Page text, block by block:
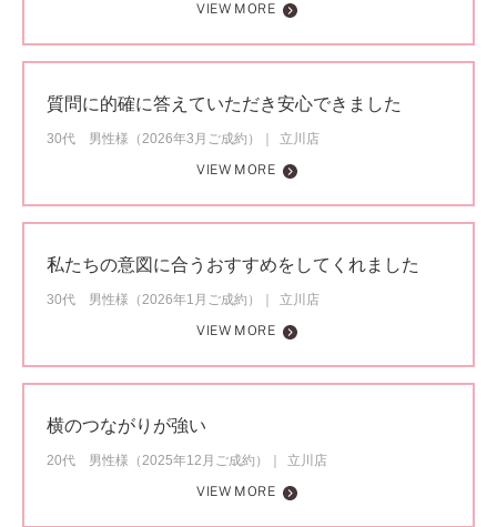
VIEW MORE
質問に的確に答えていただき安心できました
30代 男性様（2026年3月ご成約）
立川店
VIEW MORE
私たちの意図に合うおすすめをしてくれました
30代 男性様（2026年1月ご成約）
立川店
VIEW MORE
横のつながりが強い
20代 男性様（2025年12月ご成約）
立川店
VIEW MORE